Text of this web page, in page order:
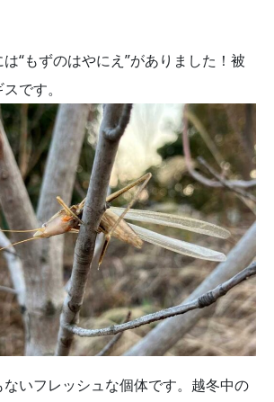
“もずのはやにえ”がありました！被
です。
ないフレッシュな個体です。越冬中の